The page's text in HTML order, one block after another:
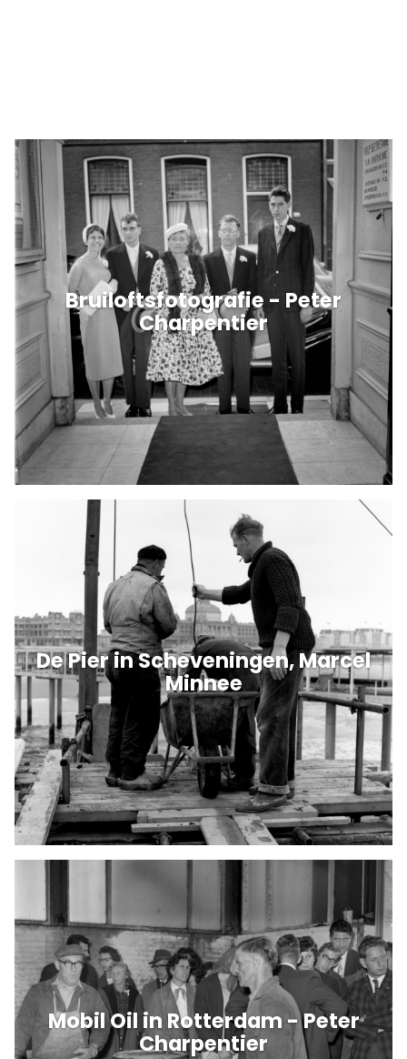
Bruiloftsfotografie - Peter
Charpentier
De Pier in Scheveningen, Marcel
Minnee
Mobil Oil in Rotterdam - Peter
Charpentier